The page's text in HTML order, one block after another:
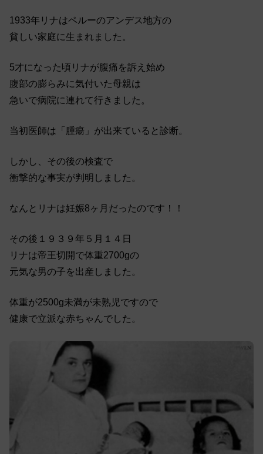
1933年リナはペルーのアンデス地方の
貧しい家庭に生まれました。
5才になった頃リナが腹痛を訴え始め
腹部の膨らみに気付いた母親は
急いで病院に連れて行きました。
当初医師は「腫瘍」が出来ていると診断。
しかし、その後の検査で
衝撃的な事実が判明しました。
なんとリナは妊娠8ヶ月だったのです！！
その後１９３９年５月１４日
リナは帝王切開で体重2700gの
元気な男の子を出産しました。
体重が2500g未満が未熟児ですので
健康で立派な赤ちゃんでした。